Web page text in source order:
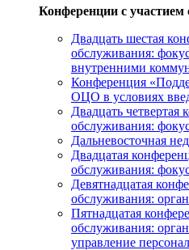
Конференции с участием
Двадцать шестая
обслуживания:
внутренними
Конференция
ОЦО в условиях
Двадцать
обслуживания:
Дальневосточная
Двадцатая
обслуживания:
Девятнадцатая
обслуживания:
Пятнадцатая
обслуживания:
управление